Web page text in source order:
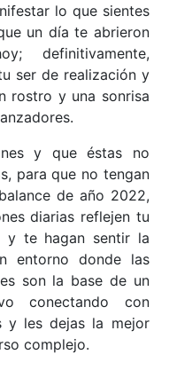
lo que sientes
un día te abrieron
definitivamente,
ser de realización y
rostro y una sonrisa
y que éstas no
para que no tengan
de año 2022,
diarias reflejen tu
y te hagan sentir la
entorno donde las
son la base de un
conectando con
y les dejas la mejor
complejo.